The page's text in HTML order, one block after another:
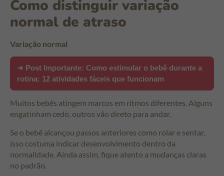
Como distinguir variação
normal de atraso
Variação normal
➜ Post Importante: Como estimular o bebê durante a
rotina: 12 atividades fáceis que funcionam
Muitos bebês atingem marcos em ritmos diferentes. Alguns
engatinham cedo, outros vão direto para andar.
Se o bebê alcançou passos anteriores como rolar e sentar,
isso costuma indicar desenvolvimento dentro da
normalidade. Ainda assim, fique atento a mudanças claras
no padrão.